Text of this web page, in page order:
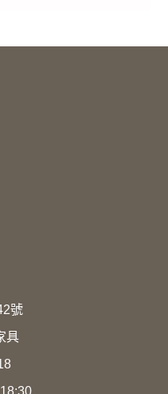
號
具